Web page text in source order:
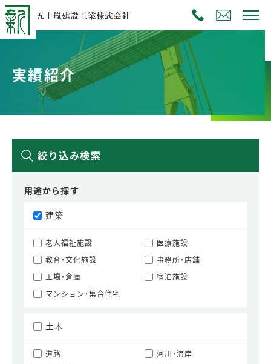
実績紹介
絞り込み検索
用途から探す
建築
老人福祉施設
医療施設
教育・文化施設
事務所・店舗
工場・倉庫
宿泊施設
マンション・集合住宅
土木
道路
河川・海岸